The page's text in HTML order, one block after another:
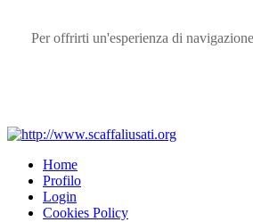
Per offrirti un'esperienza di
Home
Profilo
Login
Cookies Policy